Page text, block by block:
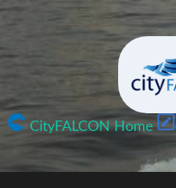
CityFALCON Home